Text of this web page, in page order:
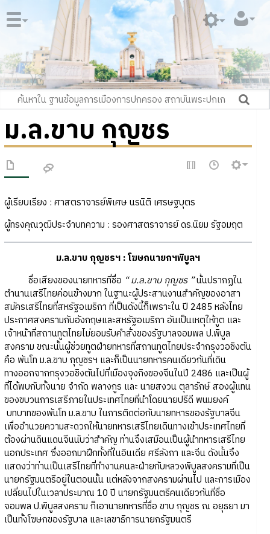
ม.ล.ขาบ กุญชร
ผู้เรียบเรียง : ศาสตราจารย์พิเศษ นรนิติ เศรษฐบุตร
ผู้ทรงคุณวุฒิประจำบทความ : รองศาสตราจารย์ ดร.นิยม รัฐอมฤต
ม.ล.ขาบ กุญชรฯ : โฆษกนายกฯพิบูลฯ
ชื่อเสียงของนายทหารที่ชื่อ “ ม.ล.ขาบ กุญชร ”นั้นปรากฏใน
ตำนานเสรีไทยค่อนข้างมาก ในฐานะผู้ประสานงานสำคัญของอาสา
สมัครเสรีไทยที่สหรัฐอเมริกา ที่เป็นดังนี้ก็เพราะใน ปี 2485 หลังไทย
ประกาศสงครามกับอังกฤษและสหรัฐอเมริกา อันเป็นเหตุให้ทูต และ
เจ้าหน้าที่สถานทูตไทยไม่ยอมรับคำสั่งของรัฐบาลจอมพล ป.พิบูล
สงคราม ขณะนั้นผู้ช่วยทูตฝ่ายทหารที่สถานทูตไทยประจำกรุงวอชิงตัน
คือ พันโท ม.ล.ขาบ กุญชรฯ และก็เป็นนายทหารคนเดียวกันที่เดิน
ทางออกจากกรุงวอชิงตันไปที่เมืองจุงกิงของจีนในปี 2486 และเป็นผู้
ที่ได้พบกับทั้งนาย จำกัด พลางกูร และ นายสงวน ตุลารักษ์ สองผู้แทน
ของขบวนการเสรีภายในประเทศไทยที่นำโดยนายปรีดี พนมยงค์
บทบาทของพันโท ม.ล.ขาบ ในการติดต่อกับนายทหารของรัฐบาลจีน
เพื่ออำนวยความสะดวกให้นายทหารเสรีไทยเดินทางเข้าประเทศไทยที่
ต้องผ่านดินแดนจีนนับว่าสำคัญ ท่านจึงเสมือนเป็นผู้นำทหารเสรีไทย
นอกประเทศ ซึ่งออกมาฝึกทั้งที่ในอินเดีย ศรีลังกา และจีน ดังนั้นจึง
แสดงว่าท่านเป็นเสรีไทยที่ทำงานคนละฝ่ายกับหลวงพิบูลสงครามที่เป็น
นายกรัฐมนตรีอยู่ในตอนนั้น แต่หลังจากสงครามผ่านไป และการเมือง
เปลี่ยนไปในเวลาประมาณ 10 ปี นายกรัฐมนตรีคนเดียวกันที่ชื่อ
จอมพล ป.พิบูลสงคราม ก็เอานายทหารที่ชื่อ ขาบ กุญชร ณ อยุธยา มา
เป็นทั้งโฆษกของรัฐบาล และเลขาธิการนายกรัฐมนตรี